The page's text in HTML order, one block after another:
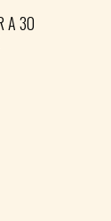
A 30